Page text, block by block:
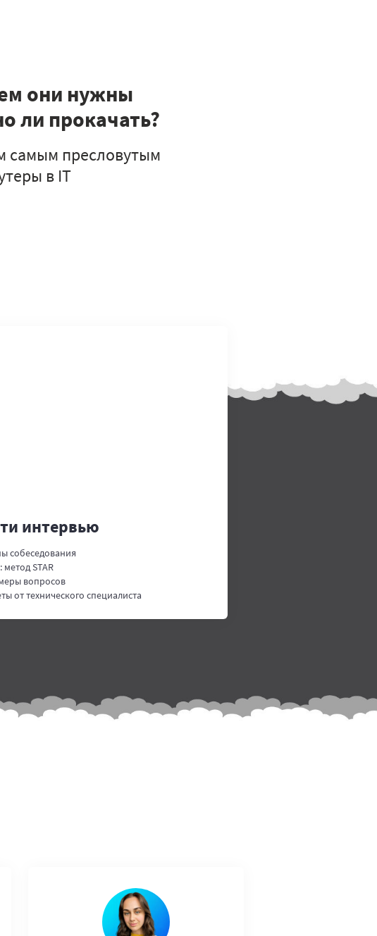
они нужны
ли прокачать?
самым пресловутым
в IT
интервью
собеседования
метод STAR
вопросов
от технического специалиста